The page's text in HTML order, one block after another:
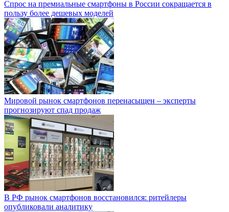
Спрос на премиальные смартфоны в России сокращается в
пользу более дешевых моделей
Мировой рынок смартфонов перенасыщен – эксперты
прогнозируют спад продаж
В РФ рынок смартфонов восстановился: ритейлеры
опубликовали аналитику